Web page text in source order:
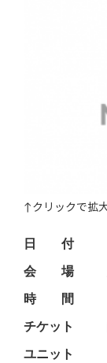
↑クリックで拡
日 付
会 場鯖
時 間 11
チケット 関
ユニット